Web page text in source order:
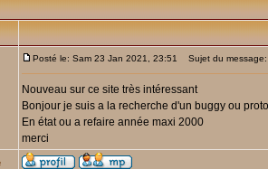
Posté le: Sam 23 Jan 2021, 23:51 Sujet du
Nouveau sur ce site très intéressant
Bonjour je suis a la recherche d'un buggy ou
En état ou a refaire année maxi 2000
merci